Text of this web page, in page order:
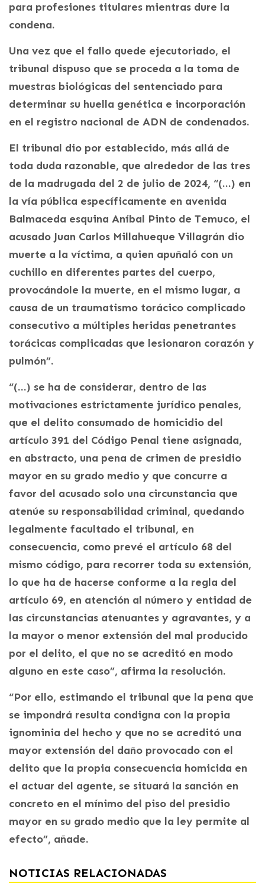
para profesiones titulares mientras dure la
condena.
Una vez que el fallo quede ejecutoriado, el
tribunal dispuso que se proceda a la toma de
muestras biológicas del sentenciado para
determinar su huella genética e incorporación
en el registro nacional de ADN de condenados.
El tribunal dio por establecido, más allá de
toda duda razonable, que alrededor de las tres
de la madrugada del 2 de julio de 2024, “(…) en
la vía pública específicamente en avenida
Balmaceda esquina Aníbal Pinto de Temuco, el
acusado Juan Carlos Millahueque Villagrán dio
muerte a la víctima, a quien apuñaló con un
cuchillo en diferentes partes del cuerpo,
provocándole la muerte, en el mismo lugar, a
causa de un traumatismo torácico complicado
consecutivo a múltiples heridas penetrantes
torácicas complicadas que lesionaron corazón y
pulmón”.
“(…) se ha de considerar, dentro de las
motivaciones estrictamente jurídico penales,
que el delito consumado de homicidio del
artículo 391 del Código Penal tiene asignada,
en abstracto, una pena de crimen de presidio
mayor en su grado medio y que concurre a
favor del acusado solo una circunstancia que
atenúe su responsabilidad criminal, quedando
legalmente facultado el tribunal, en
consecuencia, como prevé el artículo 68 del
mismo código, para recorrer toda su extensión,
lo que ha de hacerse conforme a la regla del
artículo 69, en atención al número y entidad de
las circunstancias atenuantes y agravantes, y a
la mayor o menor extensión del mal producido
por el delito, el que no se acreditó en modo
alguno en este caso”, afirma la resolución.
“Por ello, estimando el tribunal que la pena que
se impondrá resulta condigna con la propia
ignominia del hecho y que no se acreditó una
mayor extensión del daño provocado con el
delito que la propia consecuencia homicida en
el actuar del agente, se situará la sanción en
concreto en el mínimo del piso del presidio
mayor en su grado medio que la ley permite al
efecto”, añade.
NOTICIAS RELACIONADAS